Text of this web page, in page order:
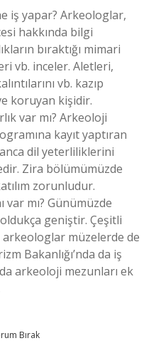
iş yapar? Arkeologlar,
hakkında bilgi
bıraktığı mimari
vb. inceler. Aletleri,
vb. kazıp
koruyan kişidir.
var mı? Arkeoloji
kayıt yaptıran
dil yeterliliklerini
Zira bölümümüzde
zorunludur.
mı? Günümüzde
geniştir. Çeşitli
müzelerde de
Bakanlığı’nda da iş
arkeoloji mezunları ek
Bırak